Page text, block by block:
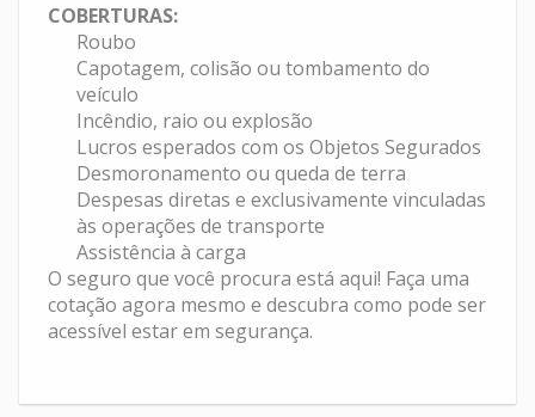
COBERTURAS:
Roubo
Capotagem, colisão ou tombamento do
veículo
Incêndio, raio ou explosão
Lucros esperados com os Objetos Segurados
Desmoronamento ou queda de terra
Despesas diretas e exclusivamente vinculadas
às operações de transporte
Assistência à carga
O seguro que você procura está aqui! Faça uma
cotação agora mesmo e descubra como pode ser
acessível estar em segurança.